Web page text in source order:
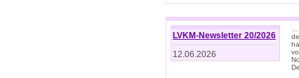
LVKM-Newsletter 20/2026
12.06.2026